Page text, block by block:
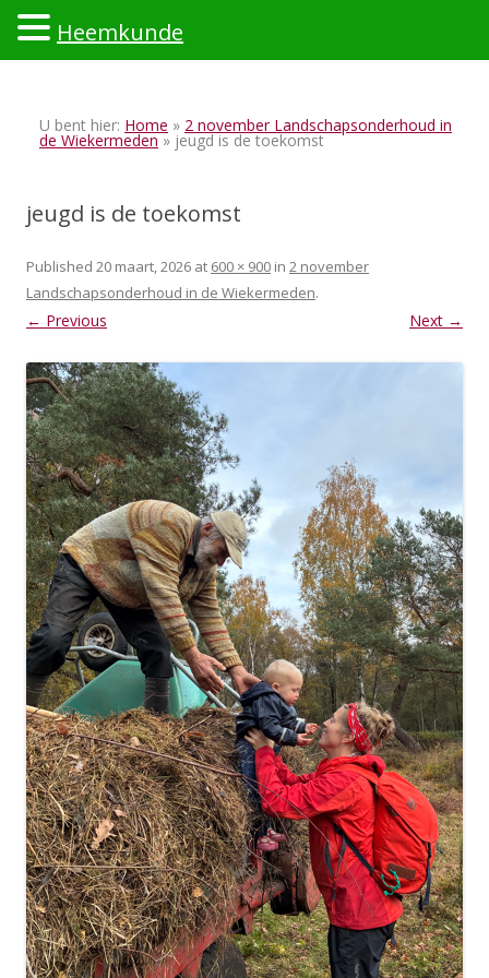
U bent hier: Home » 2 november Landschapsonderhoud in
de Wiekermeden» jeugd is de toekomst
jeugd is de toekomst
Published 20 maart, 2026 at 600 × 900 in 2 november
Landschapsonderhoud in de Wiekermeden.
← Previous Next →
Heemkunde